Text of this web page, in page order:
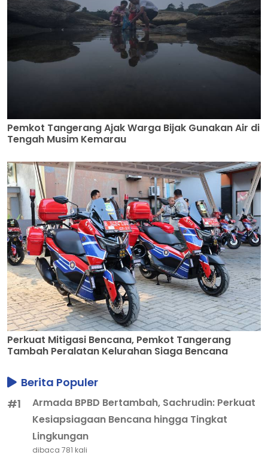
Pemkot Tangerang Ajak Warga Bijak Gunakan Air di
Tengah Musim Kemarau
Perkuat Mitigasi Bencana, Pemkot Tangerang
Tambah Peralatan Kelurahan Siaga Bencana
Berita Populer
#1
Armada BPBD Bertambah, Sachrudin: Perkuat
Kesiapsiagaan Bencana hingga Tingkat
Lingkungan
dibaca 781 kali